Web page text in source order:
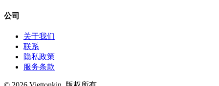
公司
关于我们
联系
隐私政策
服务条款